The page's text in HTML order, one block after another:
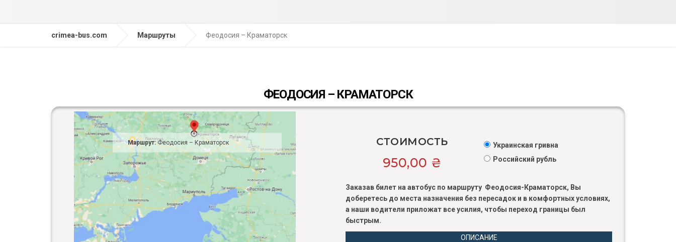
crimea-bus.com Маршруты Феодосия – Краматорск
ФЕОДОСИЯ – КРАМАТОРСК
Маршрут:Феодосия – Краматорск СТОИМОСТЬ
950,00 ₴
Украинская гривна
Российский рубль
Заказав билет на автобус по маршруту Феодосия-Краматорск, Вы
доберетесь до места назначения без пересадок и в комфортных условиях,
а наши водители приложат все усилия, чтобы переход границы был
быстрым.
ОПИСАНИЕ